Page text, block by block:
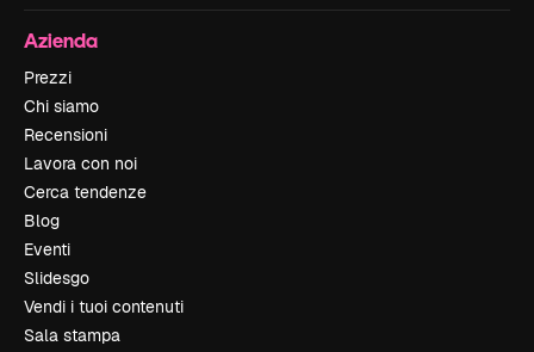
Azienda
Prezzi
Chi siamo
Recensioni
Lavora con noi
Cerca tendenze
Blog
Eventi
Slidesgo
Vendi i tuoi contenuti
Sala stampa